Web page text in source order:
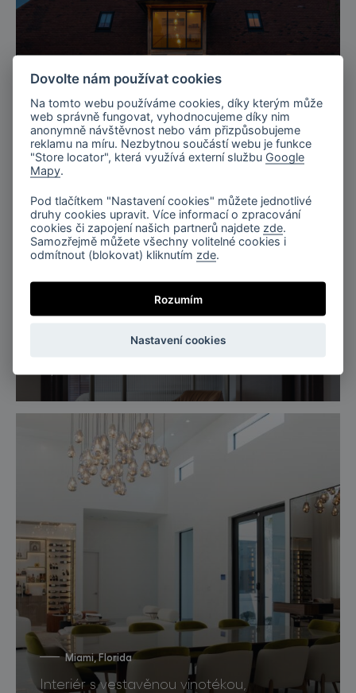
Kent, UK
Miami, Florida
Interiér s vestavěnou vinotékou,
Dovolte nám používat cookies
Na tomto webu používáme cookies, díky kterým může
web správně fungovat, vyhodnocujeme díky nim
anonymně návštěvnost nebo vám přizpůsobujeme
reklamu na míru. Nezbytnou součástí webu je funkce
"Store locator", která využívá externí službu Google
Mapy.
Pod tlačítkem "Nastavení cookies" můžete jednotlivé
druhy cookies upravit. Více informací o zpracování
cookies či zapojení našich partnerů najdete zde.
Samozřejmě můžete všechny volitelné cookies i
odmítnout (blokovat) kliknutím zde.
Rozumím
Nastavení cookies